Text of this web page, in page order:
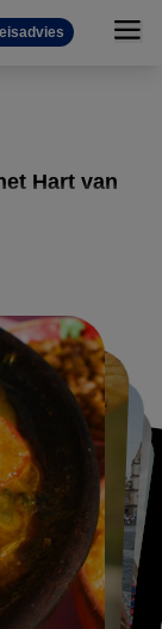
Hart van
is de hartslag
bewoners
Specialist is
Oprichter
mix, met
en een
in het